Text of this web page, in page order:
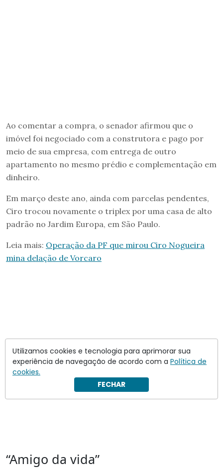
Ao comentar a compra, o senador afirmou que o
imóvel foi negociado com a construtora e pago por
meio de sua empresa, com entrega de outro
apartamento no mesmo prédio e complementação em
dinheiro.
Em março deste ano, ainda com parcelas pendentes,
Ciro trocou novamente o triplex por uma casa de alto
padrão no Jardim Europa, em São Paulo.
Leia mais: Operação da PF que mirou Ciro Nogueira
mina delação de Vorcaro
“Amigo da vida”
Utilizamos cookies e tecnologia para aprimorar sua
experiência de navegação de acordo com a Política de
cookies.
FECHAR